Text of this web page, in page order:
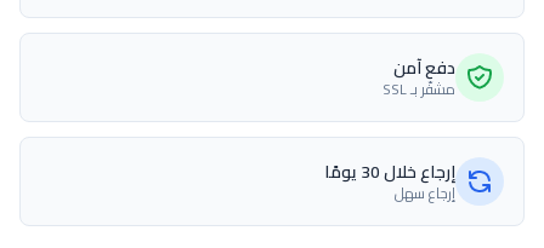
دفع آمن
مشفّر بـ SSL
إرجاع خلال 30 يومًا
إرجاع سهل